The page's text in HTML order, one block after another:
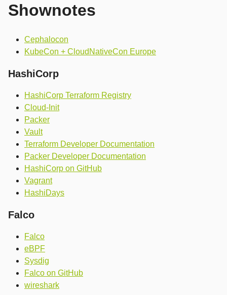
Shownotes
Cephalocon
KubeCon + CloudNativeCon Europe
HashiCorp
HashiCorp Terraform Registry
Cloud-Init
Packer
Vault
Terraform Developer Documentation
Packer Developer Documentation
HashiCorp on GitHub
Vagrant
HashiDays
Falco
Falco
eBPF
Sysdig
Falco on GitHub
wireshark